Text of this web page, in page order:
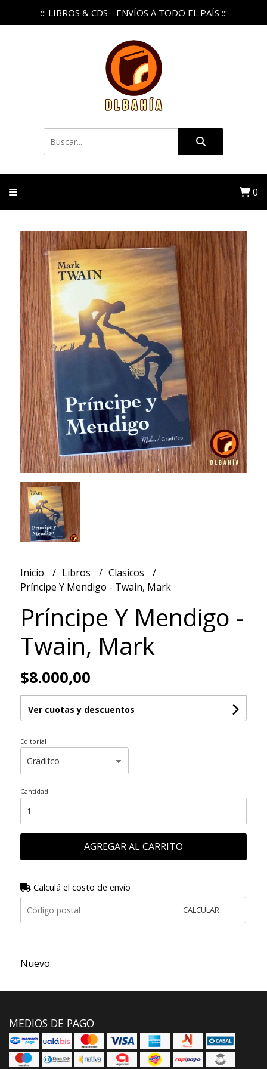
::: LIBROS & CDS - ENVÍOS A TODO EL PAÍS :::
0
Inicio Libros
Clasicos
Príncipe Y Mendigo - Twain, Mark
Príncipe Y Mendigo -
Twain, Mark
$8.000,00
Ver cuotas y descuentos
Editorial
Cantidad
AGREGAR AL CARRITO
Calculá el costo de envío
CALCULAR
Nuevo.
MEDIOS DE PAGO